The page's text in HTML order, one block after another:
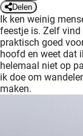
Delen
Ik ken weinig
feestje is. Zelf vind
praktisch goed
hoofd en weet dat
helemaal niet op
ik doe om
maken.
gebruikt
te
de